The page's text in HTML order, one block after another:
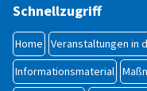
Schnellzugriff
Home Veranstaltungen in
Informationsmaterial